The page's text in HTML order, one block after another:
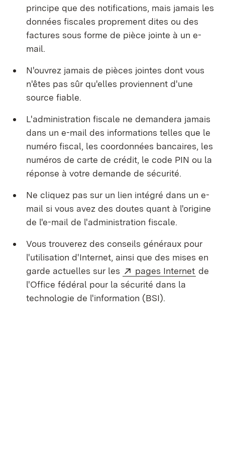
principe que des notifications, mais jamais les
données fiscales proprement dites ou des
factures sous forme de pièce jointe à un e-
mail.
N'ouvrez jamais de pièces jointes dont vous
n'êtes pas sûr qu'elles proviennent d'une
source fiable.
L'administration fiscale ne demandera jamais
dans un e-mail des informations telles que le
numéro fiscal, les coordonnées bancaires, les
numéros de carte de crédit, le code PIN ou la
réponse à votre demande de sécurité.
Ne cliquez pas sur un lien intégré dans un e-
mail si vous avez des doutes quant à l'origine
de l'e-mail de l'administration fiscale.
Vous trouverez des conseils généraux pour
l'utilisation d'Internet, ainsi que des mises en
garde actuelles sur les
Externe:
pages Internet de
l'Office fédéral pour la sécurité dans la
technologie de l'information (BSI).